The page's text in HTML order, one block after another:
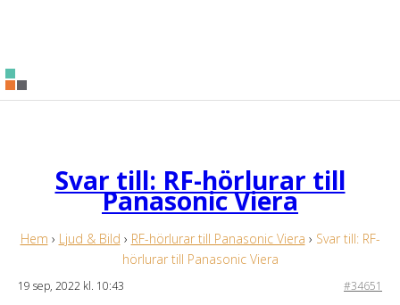
Svar till: RF-hörlurar till
Panasonic Viera
Hem › Ljud & Bild › RF-hörlurar till Panasonic Viera › Svar till: RF-
hörlurar till Panasonic Viera
19 sep, 2022 kl. 10:43 #34651